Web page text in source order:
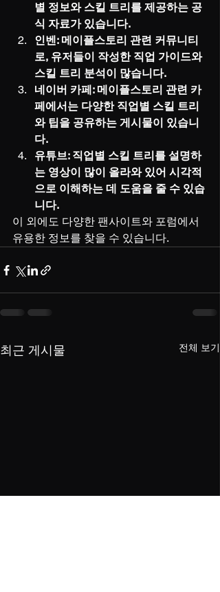
별 정보와 스킬 트리를 제공하는 공
식 자료가 있습니다.
인벤: 메이플스토리 관련 커뮤니티
로, 유저들이 작성한 직업 가이드와
스킬 트리 분석이 많습니다.
네이버 카페: 메이플스토리 관련 카
페에서는 다양한 직업별 스킬 트리
와 팁을 공유하는 게시물이 있습니
다.
유튜브: 직업별 스킬 트리를 설명하
는 영상이 많이 올라와 있어 시각적
으로 이해하는 데 도움을 줄 수 있습
니다.
이 외에도 다양한 팬사이트와 포럼에서
유용한 정보를 찾을 수 있습니다.
최근 게시물 전체 보기